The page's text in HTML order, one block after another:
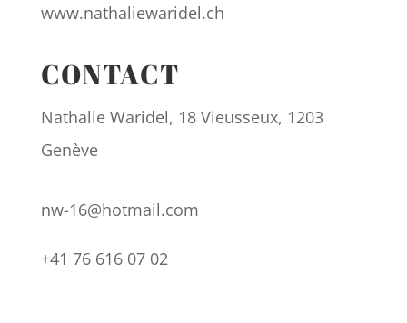
www.nathaliewaridel.ch
CONTACT
Nathalie Waridel, 18 Vieusseux, 1203
Genève
nw-16@hotmail.com
+41 76 616 07 02